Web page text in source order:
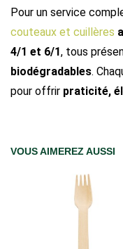
Pour un service
couteaux et cuillères
4/1 et 6/1, tous
biodégradables.
pour offrir praticité,
VOUS AIMEREZ AUSSI